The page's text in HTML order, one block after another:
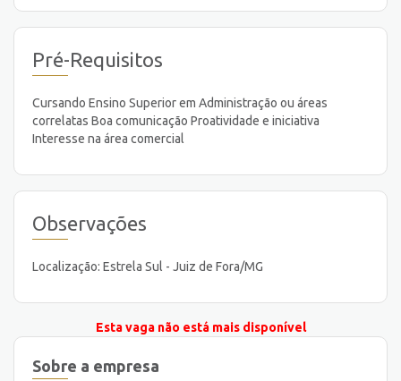
Pré-Requisitos
Cursando Ensino Superior em Administração ou áreas
correlatas Boa comunicação Proatividade e iniciativa
Interesse na área comercial
Observações
Localização: Estrela Sul - Juiz de Fora/MG
Esta vaga não está mais disponível
Sobre a empresa